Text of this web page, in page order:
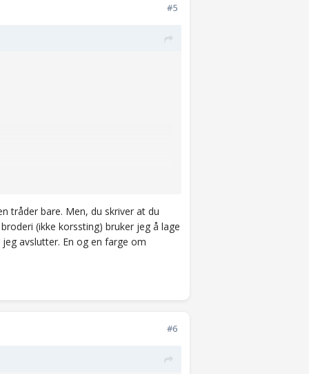
#5
tråder bare. Men, du skriver at du
(ikke korssting) bruker jeg å lage
avslutter. En og en farge om
#6